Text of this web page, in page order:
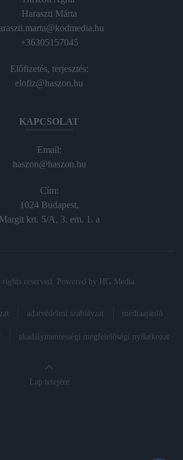
Haraszti Márta
+36305157045
Előfizetés, terjesztés:
elofiz@haszon.hu
KAPCSOLAT
Email:
haszon@haszon.hu
Cím:
1024 Budapest,
Margit krt. 5/A, 3. em. 1. a
reserved. Powered by HG Media
adatvédelmi szabályzat médiaajánló
akadálymentességi megfelelőségi nyilatkozat
Lap tetejére